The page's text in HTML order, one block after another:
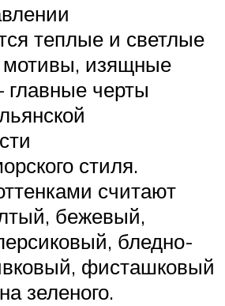
теплые и светлые
мотивы, изящные
черты
стиля.
считают
бежевый,
бледно-
фисташковый
зеленого.